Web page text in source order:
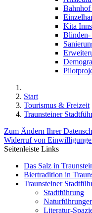
Bahnhof
Kita
Blinden-
Start
Tourismus & Freizeit
Traunsteiner
Zum Ändern Ihrer
Widerruf von
Seitenleiste Links
Das Salz in
Biertradition in
Traunsteiner
Stadtführung
Literatur-